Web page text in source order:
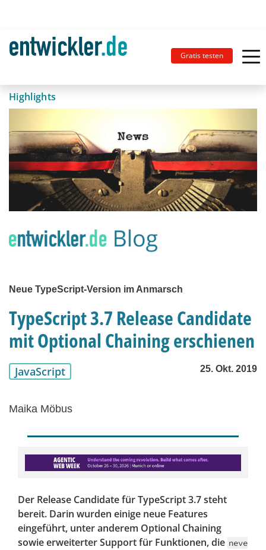
Gratis testen
Highlights
Neue TypeScript-Version im Anmarsch
TypeScript 3.7 Release Candidate
mit Optional Chaining erschienen
JavaScript 25. Okt. 2019
Maika Möbus
Der Release Candidate für TypeScript 3.7 steht
bereit. Darin wurden einige neue Features
eingeführt, unter anderem Optional Chaining
sowie erweiterter Support für Funktionen, die neve